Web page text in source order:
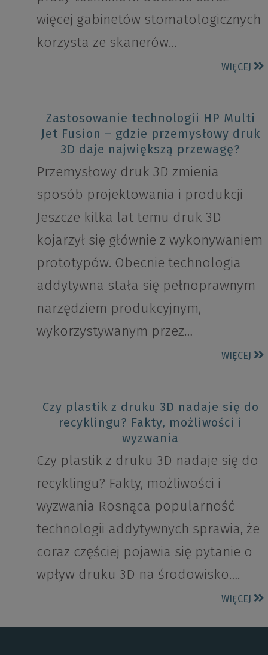
więcej gabinetów stomatologicznych
korzysta ze skanerów…
WIĘCEJ
Zastosowanie technologii HP Multi
Jet Fusion – gdzie przemysłowy druk
3D daje największą przewagę?
Przemysłowy druk 3D zmienia
sposób projektowania i produkcji
Jeszcze kilka lat temu druk 3D
kojarzył się głównie z wykonywaniem
prototypów. Obecnie technologia
addytywna stała się pełnoprawnym
narzędziem produkcyjnym,
wykorzystywanym przez…
WIĘCEJ
Czy plastik z druku 3D nadaje się do
recyklingu? Fakty, możliwości i
wyzwania
Czy plastik z druku 3D nadaje się do
recyklingu? Fakty, możliwości i
wyzwania Rosnąca popularność
technologii addytywnych sprawia, że
coraz częściej pojawia się pytanie o
wpływ druku 3D na środowisko….
WIĘCEJ